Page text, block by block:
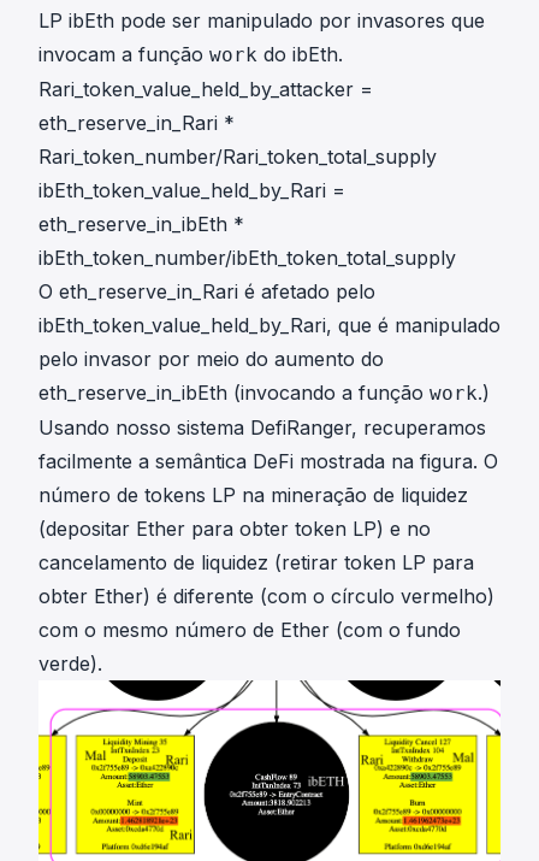
LP ibEth pode ser manipulado por invasores que
invocam a função work do ibEth.
Rari_token_value_held_by_attacker =
eth_reserve_in_Rari *
Rari_token_number/Rari_token_total_supply
ibEth_token_value_held_by_Rari =
eth_reserve_in_ibEth *
ibEth_token_number/ibEth_token_total_supply
O eth_reserve_in_Rari é afetado pelo
ibEth_token_value_held_by_Rari, que é manipulado
pelo invasor por meio do aumento do
eth_reserve_in_ibEth (invocando a função work.)
Usando nosso sistema DefiRanger, recuperamos
facilmente a semântica DeFi mostrada na figura. O
número de tokens LP na mineração de liquidez
(depositar Ether para obter token LP) e no
cancelamento de liquidez (retirar token LP para
obter Ether) é diferente (com o círculo vermelho)
com o mesmo número de Ether (com o fundo
verde).